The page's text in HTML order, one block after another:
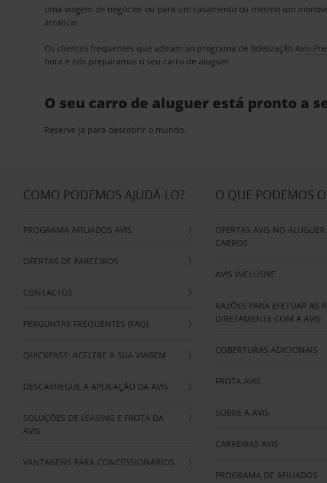
uma viagem de negócios ou para um casamento ou mesmo um
arrancar.
Os clientes frequentes que adiram ao programa de fidelizaçãoAvis
hora e nós preparamos o seu carro de aluguer.
O seu carro de aluguer está pronto a
Reserve já para descobrir o mundo.
COMO PODEMOS AJUDÁ-LO?
PROGRAMA AFILIADOS AVIS
OFERTAS DE PARCEIROS
CONTACTOS
PERGUNTAS FREQUENTES (FAQ)
QUICKPASS: ACELERE A SUA VIAGEM
DESCARREGUE A APLICAÇÃO DA AVIS
SOLUÇÕES DE LEASING E FROTA DA
AVIS
VANTAGENS PARA CONCESSIONÁRIOS
O QUE PODEMOS
OFERTAS AVIS NO ALUGUER
CARROS
AVIS INCLUSIVE
RAZÕES PARA EFETUAR AS
DIRETAMENTE COM A AVIS
COBERTURAS ADICIONAIS
FROTA AVIS
SOBRE A AVIS
CARREIRAS AVIS
PROGRAMA DE AFILIADOS